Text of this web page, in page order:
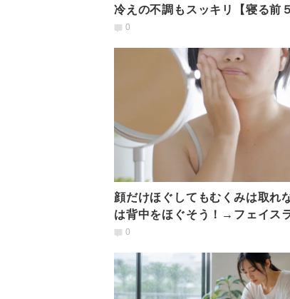
冷えの不調もスッキリ【寝る前
バリーナイトヨガ】
0
顔だけほぐしてもむくみは取れ
は背中をほぐそう！→フェイス
っきり整うストレッチ
0